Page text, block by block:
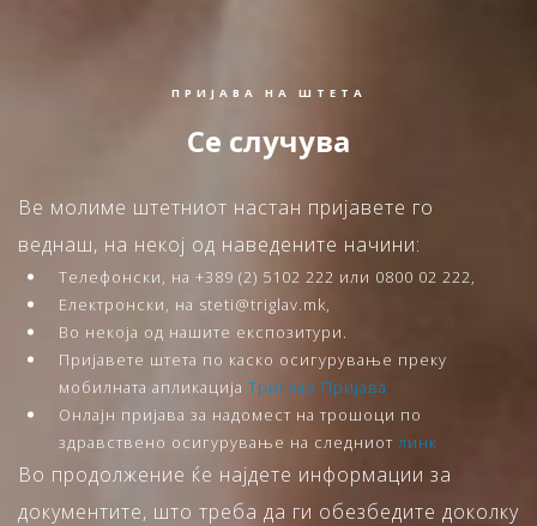
ПРИЈАВА НА ШТЕТА
Се случува
Ве молиме штетниот настан пријавете го
веднаш, на некој од наведените начини:
Телефонски, на +389 (2) 5102 222 или 0800 02 222,
Електронски, на steti@triglav.mk,
Во некоја од нашите експозитури.
Пријавете штета по каско осигурување преку
мобилната апликација Триглав Пријава
Онлајн пријава за надомест на трошоци по
здравствено осигурување на следниот линк
Во продолжение ќе најдете информации за
документите, што треба да ги обезбедите доколку